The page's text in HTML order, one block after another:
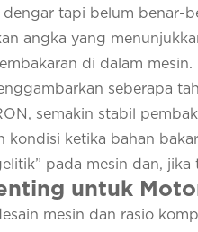
tapi belum benar-
angka yang
di dalam mesin.
seberapa
semakin stabil
kondisi ketika bahan
pada mesin dan,
untuk
mesin dan rasio